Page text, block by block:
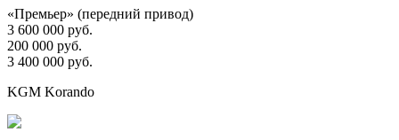
«Премьер» (передний привод)
3 600 000 руб.
200 000 руб.
3 400 000 руб.
KGM Korando